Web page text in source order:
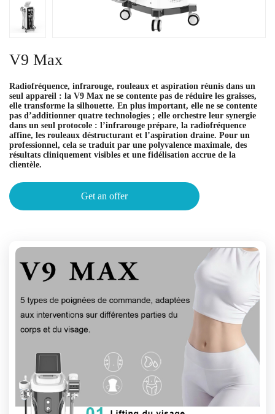
V9 Max
Radiofréquence, infrarouge, rouleaux et aspiration réunis dans un
seul appareil : la V9 Max ne se contente pas de réduire les graisses,
elle transforme la silhouette. En plus important, elle ne se contente
pas d’additionner quatre technologies ; elle orchestre leur synergie
dans un seul protocole : l’infrarouge prépare, la radiofréquence
affine, les rouleaux déstructurant et l’aspiration draine. Pour un
professionnel, cela se traduit par une polyvalence maximale, des
résultats cliniquement visibles et une fidélisation accrue de la
clientèle.
Get an offer